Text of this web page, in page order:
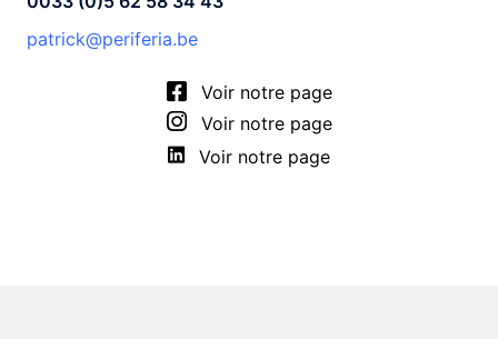
patrick@periferia.be
Voir notre page
Voir notre page
Voir notre page